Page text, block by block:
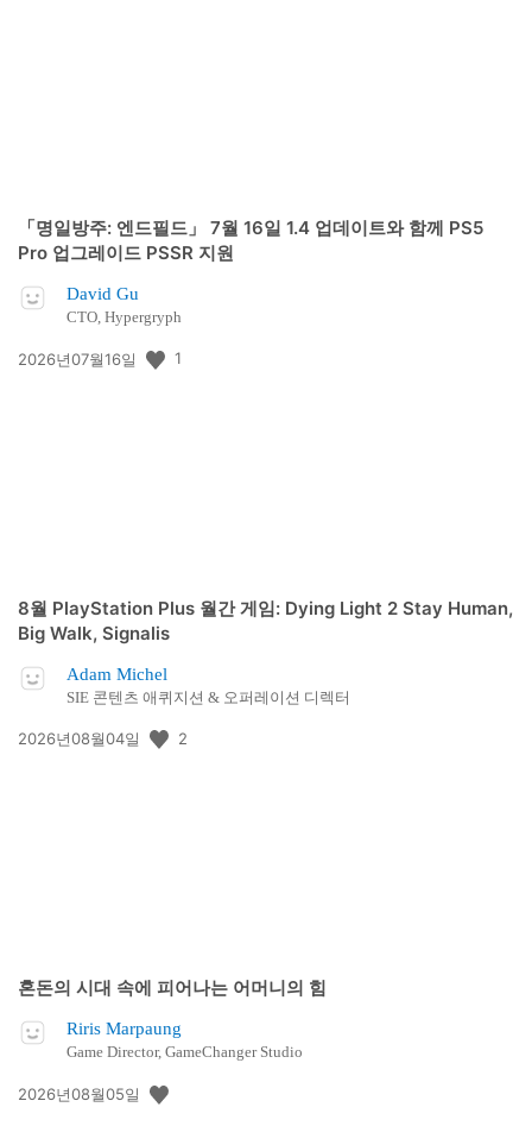
「명일방주: 엔드필드」 7월 16일 1.4 업데이트와 함께 PS5
Pro 업그레이드 PSSR 지원
David Gu
CTO, Hypergryph
공
2026년07월16일 1
8월 PlayStation Plus 월간 게임: Dying Light 2 Stay Human,
Big Walk, Signalis
Adam Michel
SIE 콘텐츠 애퀴지션 & 오퍼레이션 디렉터
공
2026년08월04일 2
혼돈의 시대 속에 피어나는 어머니의 힘
Riris Marpaung
Game Director, GameChanger Studio
공
2026년08월05일